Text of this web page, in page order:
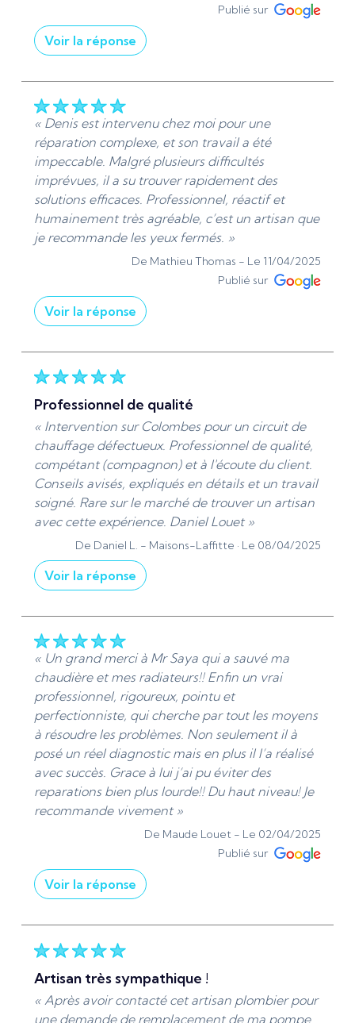
Ads Sanitaire 95 | Plomberie et chauffage -
Installation et dépannage »
De ADS Sanitaire 95 - Le 06/05/2025
Publié sur
Voir la réponse
vos commentaires positifs sur mon service. Je
suis ravis d'avoir pu vous apporter une
intervention rapide et soignée, ainsi que des
conseils excellents. Votre recommandation est
très appréciée. Merci également de m'avoir
accordé votre confiance; Ce qui n'est pas
forcément évident à notre époque.
Cordialement, Denis Ads Sanitaire 95 |
Plomberie et chauffage - Installation et
De ADS Sanitaire 95 - Le 28/04/2025
« Denis est intervenu chez moi pour une
réparation complexe, et son travail a été
impeccable. Malgré plusieurs difficultés
imprévues, il a su trouver rapidement des
solutions efficaces. Professionnel, réactif et
humainement très agréable, c’est un artisan que
je recommande les yeux fermés. »
De Mathieu Thomas - Le 11/04/2025
Publié sur
Voir la réponse
résoudre votre problème de manière efficace.
Votre satisfaction est ma priorité. Je m'efforce
réactif. Merci pour votre recommandation
chaleureuse, cela compte beaucoup pour moi.
Cordialement, Denis Ads Sanitaire 95 |
Plomberie et chauffage - Installation et
dépannage »
De ADS Sanitaire 95 - Le 11/04/2025
professionnel de qualité
« Intervention sur Colombes pour un circuit de
chauffage défectueux. Professionnel de qualité,
compétant (compagnon) et à l'écoute du client.
Conseils avisés, expliqués en détails et un travail
soigné. Rare sur le marché de trouver un artisan
avec cette expérience. Daniel Louet »
De Daniel L. - Maisons-Laffitte · Le 08/04/2025
Voir la réponse
votre confiance pour effectuer les travaux de
réparations chauffage chez votre fille. Merci
également pour votre avis. :)) »
De ADS Sanitaire 95 - Le 08/04/2025
« Un grand merci à Mr Saya qui a sauvé ma
chaudière et mes radiateurs!! Enfin un vrai
professionnel, rigoureux, pointu et
perfectionniste, qui cherche par tout les moyens
à résoudre les problèmes. Non seulement il à
posé un réel diagnostic mais en plus il l’a réalisé
avec succès. Grace à lui j’ai pu éviter des
reparations bien plus lourde!! Du haut niveau! Je
recommande vivement »
De Maude Louet - Le 02/04/2025
Publié sur
Voir la réponse
vos aimables mots et suis ravis d'avoir pu
résoudre vos problèmes de chaudière et de
professionnel et de haute qualité. N'hésitez pas
à me contacter pour toute autre assistance
artisan très sympathique !
« Après avoir contacté cet artisan plombier pour
une demande de remplacement de ma pompe